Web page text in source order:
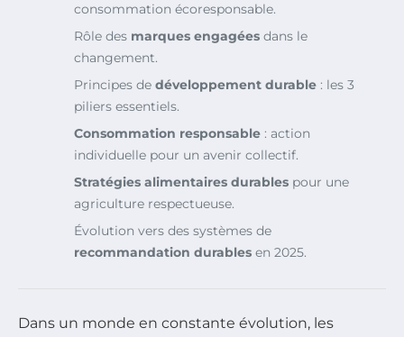
consommation écoresponsable.
Rôle des marques engagées dans le
changement.
Principes de développement durable : les 3
piliers essentiels.
Consommation responsable : action
individuelle pour un avenir collectif.
Stratégies alimentaires durables pour une
agriculture respectueuse.
Évolution vers des systèmes de
recommandation durables en 2025.
Dans un monde en constante évolution, les